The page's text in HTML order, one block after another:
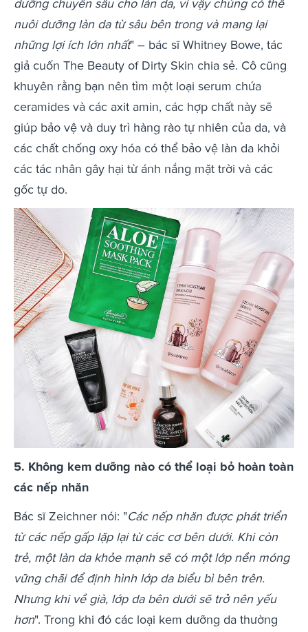
dưỡng chuyên sâu cho làn da, vì vậy chúng có thể
nuôi dưỡng làn da từ sâu bên trong và mang lại
những lợi ích lớn nhất" – bác sĩ Whitney Bowe, tác
giả cuốn The Beauty of Dirty Skin chia sẻ. Cô cũng
khuyên rằng bạn nên tìm một loại serum chứa
ceramides và các axit amin, các hợp chất này sẽ
giúp bảo vệ và duy trì hàng rào tự nhiên của da, và
các chất chống oxy hóa có thể bảo vệ làn da khỏi
các tác nhân gây hại từ ánh nắng mặt trời và các
gốc tự do.
5. Không kem dưỡng nào có thể loại bỏ hoàn toàn
các nếp nhăn
Bác sĩ Zeichner nói: "Các nếp nhăn được phát triển
từ các nếp gấp lặp lại từ các cơ bên dưới. Khi còn
trẻ, một làn da khỏe mạnh sẽ có một lớp nền móng
vững chãi để định hình lớp da biểu bì bên trên.
Nhưng khi về già, lớp da bên dưới sẽ trở nên yếu
hơn". Trong khi đó các loại kem dưỡng da thường